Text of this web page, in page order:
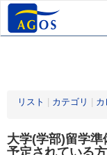
リスト カテゴリ カ
大学(学部)留学
予定されている方